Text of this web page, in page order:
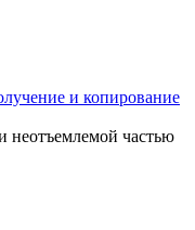
и копирование
неотъемлемой частью